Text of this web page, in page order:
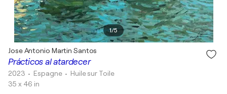
1/5
Prácticos al atardecer
Jose Antonio Martin Santos
2023 • Espagne • Huile sur Toile
35 x 46 in